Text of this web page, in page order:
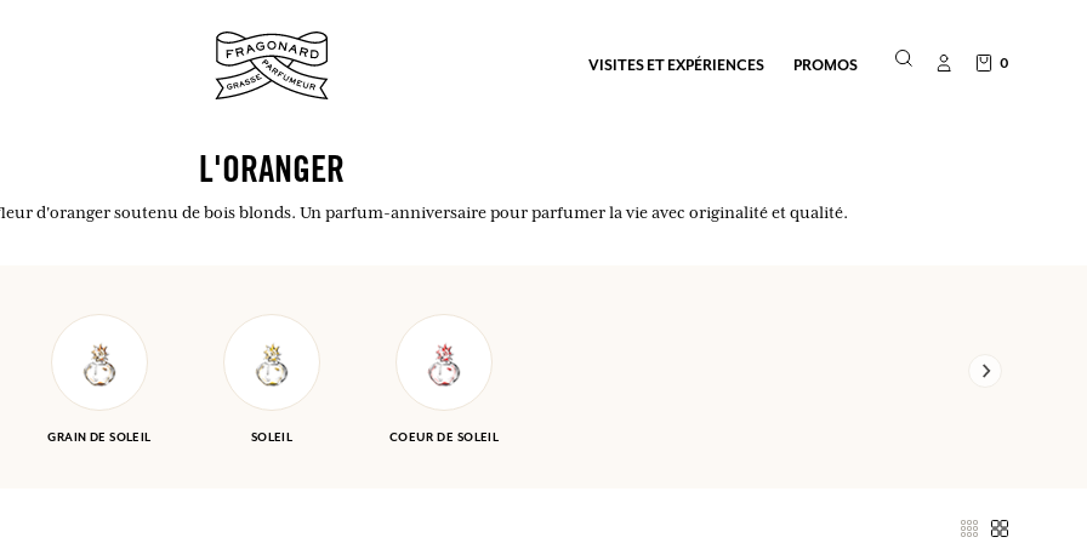
SE CONNECTER
VISITES ET EXPÉRIENCES PROMOS 0
L'ORANGER
d'oranger soutenu de bois blonds. Un parfum-anniversaire pour parfumer la vie avec originalité et qualité.
GRAIN DE SOLEIL SOLEIL COEUR DE SOLEIL